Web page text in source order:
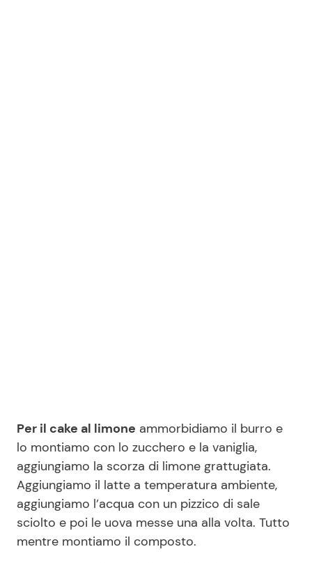
Per il cake al limone ammorbidiamo il burro e
lo montiamo con lo zucchero e la vaniglia,
aggiungiamo la scorza di limone grattugiata.
Aggiungiamo il latte a temperatura ambiente,
aggiungiamo l’acqua con un pizzico di sale
sciolto e poi le uova messe una alla volta. Tutto
mentre montiamo il composto.